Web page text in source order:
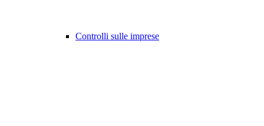
Controlli sulle imprese